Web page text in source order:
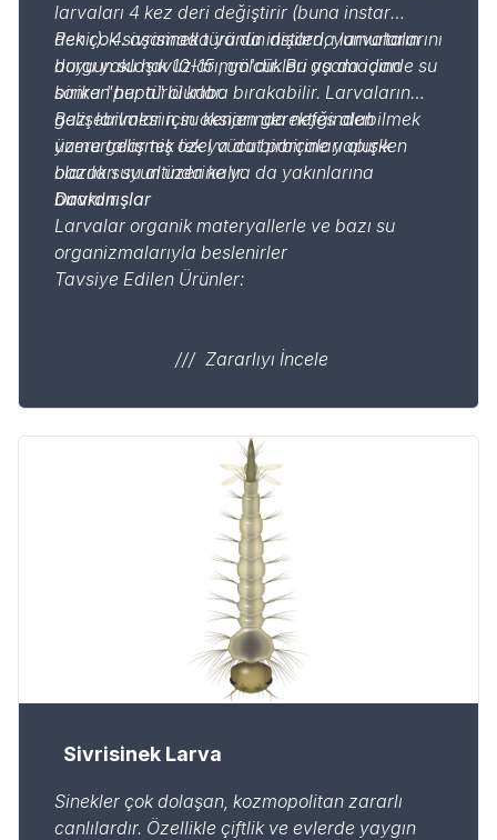
larvaları 4 kez deri değiştirir (buna instar
denir). 4. aşamada ya da instarda larvaların
boyu yaklaşık 10-15 mm'dir. Bu aşamadan
sonra "pupa" olurlar.
Pek çok sivrisinek türünün dişileri, yumurtalarını
durgun su havuzları, gölcükleri ya da içinde su
biriken her türlü kaba bırakabilir. Larvaların
gelişebilmesi için oksijen gerektiğinden
yumurtalar tek tek ya da birbirine yapışık
olarak suyun üzerine ya da yakınlarına
bırakılır.
Bazı larvaların su kenarında nefes alabilmek
üzere gelişmiş özel vücut parçaları olurken
bazıları su altında kalır.
Davranışlar
Larvalar organik materyallerle ve bazı su
organizmalarıyla beslenirler
Tavsiye Edilen Ürünler:
Zararlıyı İncele
Sivrisinek Larva
Sinekler çok dolaşan, kozmopolitan zararlı
canlılardır. Özellikle çiftlik ve evlerde yaygın